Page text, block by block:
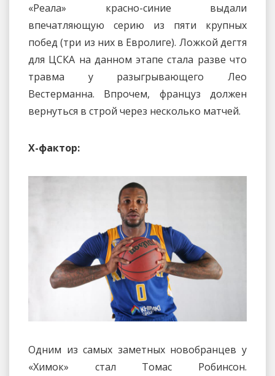
«Реала» красно-синие выдали
впечатляющую серию из пяти крупных
побед (три из них в Евролиге). Ложкой дегтя
для ЦСКА на данном этапе стала разве что
травма у разыгрывающего Лео
Вестерманна. Впрочем, француз должен
вернуться в строй через несколько матчей.
Х-фактор:
Одним из самых заметных новобранцев у
«Химок» стал Томас Робинсон.